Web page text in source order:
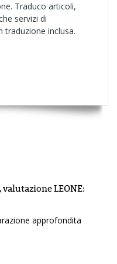
Traduco articoli,
servizi di
inclusa.
valutazioneLEONE:
approfondita